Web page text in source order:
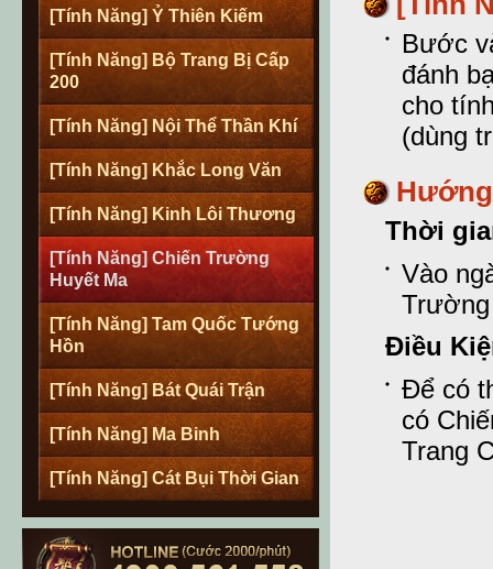
[Tính Năng] Ỷ Thiên Kiếm
[Tính Năng] Bộ Trang Bị Cấp
200
[Tính Năng] Nội Thể Thần Khí
[Tính Năng] Khắc Long Văn
[Tính Năng] Kinh Lôi Thương
[Tính Năng] Chiến Trường
Huyết Ma
[Tính Năng] Tam Quốc Tướng
Hồn
[Tính Năng] Bát Quái Trận
[Tính Năng] Ma Binh
[Tính Năng] Cát Bụi Thời Gian
Bước
đánh
cho
(dùng
Thời
Vào
Điều
Để có
có
Trang